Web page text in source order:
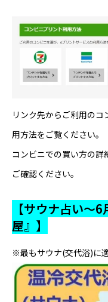
リンク先からご利用の
用方法をご覧ください。
コンビニでの買い方の詳
ご確認ください。
【サウナ占い～
屋』】
※最もサウナ(交代浴)に